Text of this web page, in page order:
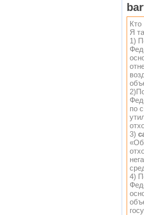
Кто
Я
1)
по
3)
«Об
4)